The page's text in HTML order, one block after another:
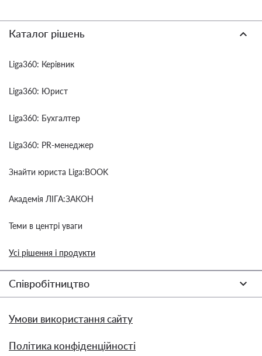
Каталог рішень
Liga360: Керівник
Liga360: Юрист
Liga360: Бухгалтер
Liga360: PR-менеджер
Знайти юриста Liga:BOOK
Академія ЛІГА:ЗАКОН
Теми в центрі уваги
Усі рішення і продукти
Співробітництво
Умови використання сайту
Політика конфіденційності